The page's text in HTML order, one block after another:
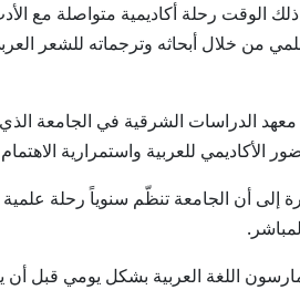
العربية في الجامعة تأسس عام 1919 لتبدأ منذ ذلك الوقت
من خلال أبحاثه وترجماته للشعر
الدراسات الشرقية في الجامعة
للعربية واستمرارية الاهتمام
أن الجامعة تنظّم سنوياً رحلة
اللغة العربية بشكل يومي قبل أن